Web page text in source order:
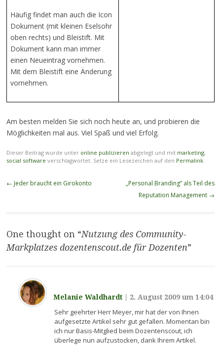
Häufig findet man auch die Icon
Dokument (mit kleinen Eselsohr
oben rechts) und Bleistift. Mit
Dokument kann man immer
einen Neueintrag vornehmen.
Mit dem Bleistift eine Änderung
vornehmen.
Am besten melden Sie sich noch heute an, und probieren die
Möglichkeiten mal aus. Viel Spaß und viel Erfolg.
Dieser Beitrag wurde unter online publizieren abgelegt und mit marketing,
social software verschlagwortet. Setze ein Lesezeichen auf den Permalink.
Beitragsnavigation
← Jeder braucht ein Girokonto
„Personal Branding“ als Teil des
Reputation Management →
One thought on “Nutzung des Community-
Markplatzes dozentenscout.de für Dozenten”
Melanie Waldhardt 2. August 2009 um 14:04
Sehr geehrter Herr Meyer, mir hat der von Ihnen
aufgesetzte Artikel sehr gut gefallen. Momentan bin
ich nur Basis-Mitglied beim Dozentenscout, ich
überlege nun aufzustocken, dank Ihrem Artikel.